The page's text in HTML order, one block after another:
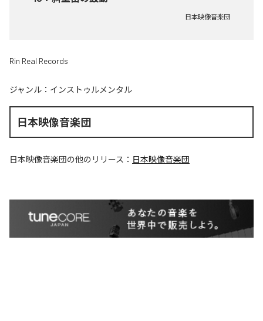
日本映像音楽団
Rin Real Records
ジャンル： インストゥルメンタル
日本映像音楽団
日本映像音楽団の他のリリース： 日本映像音楽団